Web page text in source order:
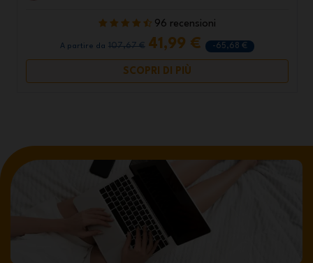
96 recensioni
A partire da 107,67 € 41,99 € -65,68 €
SCOPRI DI PIÙ